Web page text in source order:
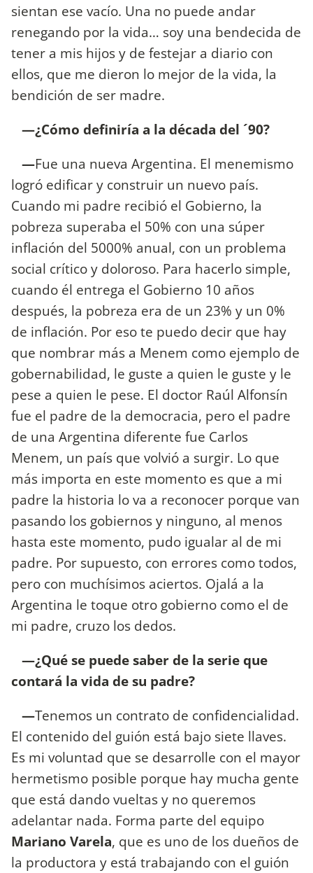
sientan ese vacío. Una no puede andar
renegando por la vida… soy una bendecida de
tener a mis hijos y de festejar a diario con
ellos, que me dieron lo mejor de la vida, la
bendición de ser madre.
—¿Cómo definiría a la década del ´90?
—Fue una nueva Argentina. El menemismo
logró edificar y construir un nuevo país.
Cuando mi padre recibió el Gobierno, la
pobreza superaba el 50% con una súper
inflación del 5000% anual, con un problema
social crítico y doloroso. Para hacerlo simple,
cuando él entrega el Gobierno 10 años
después, la pobreza era de un 23% y un 0%
de inflación. Por eso te puedo decir que hay
que nombrar más a Menem como ejemplo de
gobernabilidad, le guste a quien le guste y le
pese a quien le pese. El doctor Raúl Alfonsín
fue el padre de la democracia, pero el padre
de una Argentina diferente fue Carlos
Menem, un país que volvió a surgir. Lo que
más importa en este momento es que a mi
padre la historia lo va a reconocer porque van
pasando los gobiernos y ninguno, al menos
hasta este momento, pudo igualar al de mi
padre. Por supuesto, con errores como todos,
pero con muchísimos aciertos. Ojalá a la
Argentina le toque otro gobierno como el de
mi padre, cruzo los dedos.
—¿Qué se puede saber de la serie que
contará la vida de su padre?
—Tenemos un contrato de confidencialidad.
El contenido del guión está bajo siete llaves.
Es mi voluntad que se desarrolle con el mayor
hermetismo posible porque hay mucha gente
que está dando vueltas y no queremos
adelantar nada. Forma parte del equipo
Mariano Varela, que es uno de los dueños de
la productora y está trabajando con el guión